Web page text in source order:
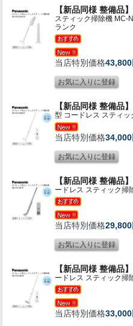
【新品同様 整備品】
スティック掃除機 MC-
ランク
当店特別価格43,800
【新品同様 整備品】
型 コードレス スティ
当店特別価格34,000
【新品同様 整備品】
ードレス スティック掃
当店特別価格29,800
【新品同様 整備品】
ードレス スティック掃
当店特別価格33,000